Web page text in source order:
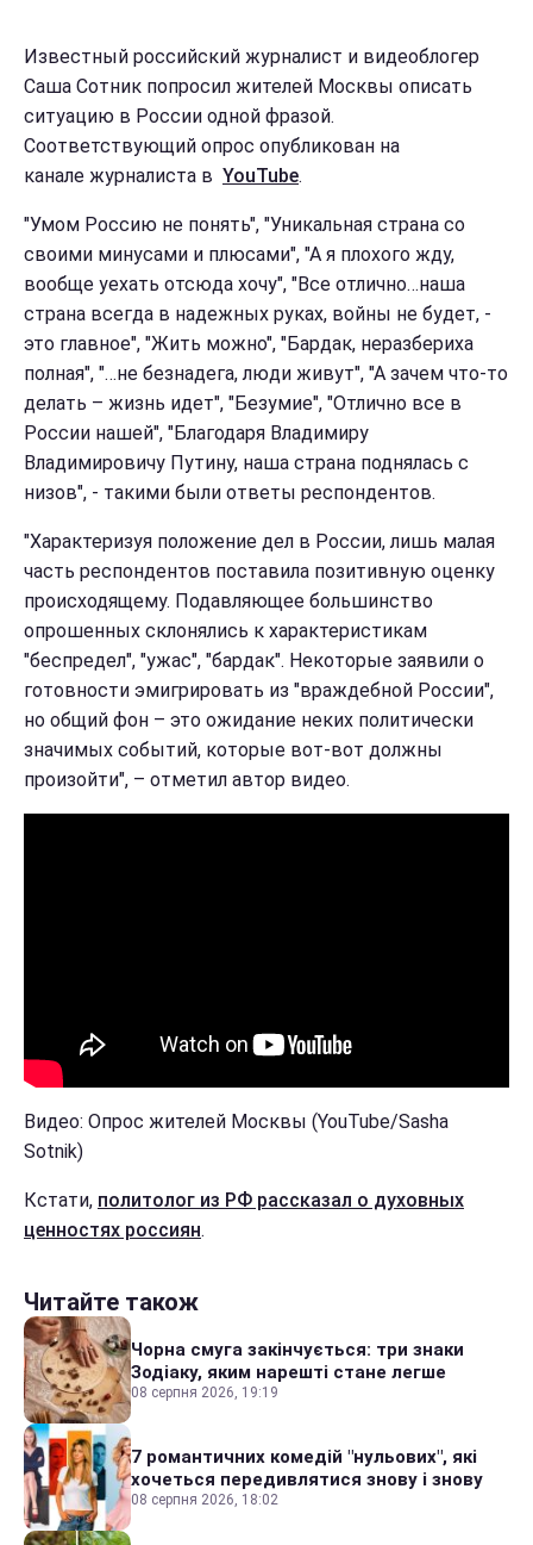
Известный российский журналист и видеоблогер
Саша Сотник попросил жителей Москвы описать
ситуацию в России одной фразой.
Соответствующий опрос опубликован на
канале журналиста в YouTube.
"Умом Россию не понять", "Уникальная страна со
своими минусами и плюсами", "А я плохого жду,
вообще уехать отсюда хочу", "Все отлично…наша
страна всегда в надежных руках, войны не будет, -
это главное", "Жить можно", "Бардак, неразбериха
полная", "…не безнадега, люди живут", "А зачем что-то
делать – жизнь идет", "Безумие", "Отлично все в
России нашей", "Благодаря Владимиру
Владимировичу Путину, наша страна поднялась с
низов", - такими были ответы респондентов.
"Характеризуя положение дел в России, лишь малая
часть респондентов поставила позитивную оценку
происходящему. Подавляющее большинство
опрошенных склонялись к характеристикам
"беспредел", "ужас", "бардак". Некоторые заявили о
готовности эмигрировать из "враждебной России",
но общий фон – это ожидание неких политически
значимых событий, которые вот-вот должны
произойти", – отметил автор видео.
Видео: Опрос жителей Москвы (YouTube/Sasha
Sotnik)
Кстати, политолог из РФ рассказал о духовных
ценностях россиян.
Читайте також
Чорна смуга закінчується: три знаки
Зодіаку, яким нарешті стане легше
08 серпня 2026, 19:19
7 романтичних комедій "нульових", які
хочеться передивлятися знову і знову
08 серпня 2026, 18:02